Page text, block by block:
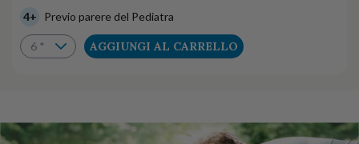
4+ Previo parere del Pediatra
AGGIUNGI AL CARRELLO